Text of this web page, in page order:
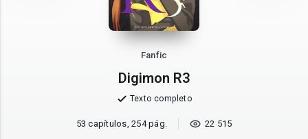
Fanfic
Digimon R3
Texto completo
53 capítulos, 254 pág. 22 515